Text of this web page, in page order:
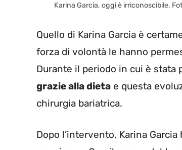
Karina Garcia, oggi è irriconoscibile.
Quello di Karina Garcia è
forza di volontà le hanno
Durante il periodo in cui è stata
grazie alla dieta e questa
chirurgia bariatrica.
Dopo l’intervento, Karina